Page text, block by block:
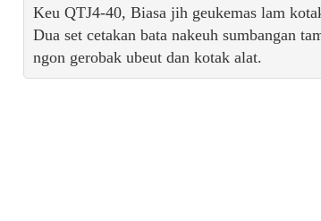
Keu QTJ4-40, Biasa jih geukemas lam
Dua set cetakan bata nakeuh sumbangan
ngon gerobak ubeut dan kotak alat.